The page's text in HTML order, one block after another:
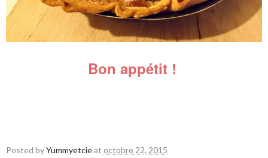
Bon appétit !
Posted byYummyetcieat octobre 22, 2015